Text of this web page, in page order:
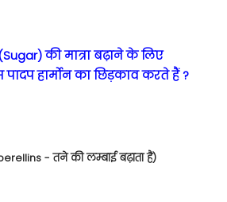
की मात्रा बढ़ाने के लिए
हार्मोन का छिड़काव करते हैं ?
- तने की लम्बाई बढ़ाता है)